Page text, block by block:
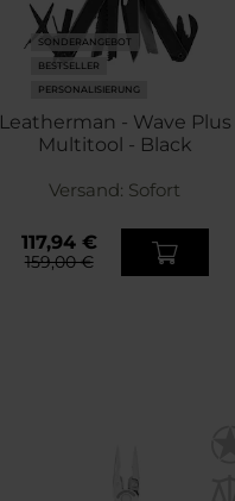
SONDERANGEBOT
BESTSELLER
PERSONALISIERUNG
Leatherman - Wave Plus
Multitool - Black
Versand: Sofort
117,94 €
159,00 €